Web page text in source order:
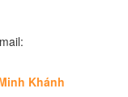
Khánh